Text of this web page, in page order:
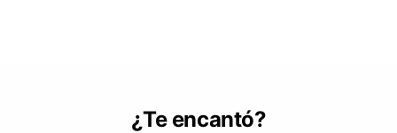
¿Te encantó?